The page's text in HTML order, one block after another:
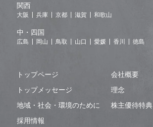
トップページ
会社概要
トップメッセージ
理念
地域・社会・環境のために
株主優待特典
採用情報
関西
大阪 兵庫 京都 滋賀 和歌山
中・四国
広島 岡山 鳥取 山口 愛媛 香川 徳島